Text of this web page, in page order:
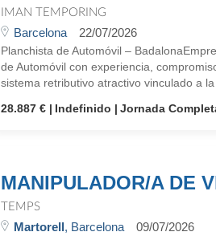
IMAN TEMPORING
Barcelona 22/07/2026
Planchista de Automóvil –
de Automóvil con experiencia,
sistema retributivo atractivo vinculado a la
28.887 €
Indefinido Jornada
MANIPULADOR/A DE
TEMPS
Martorell, Barcelona 09/07/2026